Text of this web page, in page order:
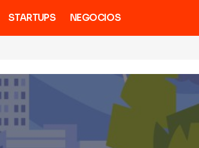
STARTUPS NEGOCIOS